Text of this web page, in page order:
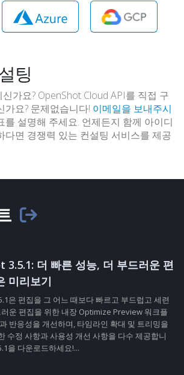
팅
가요? OpenShot Cloud API를 직접 구
가요? 문제없습니다! 이메일을 보내주시
를 설명해 주세요. 언제든지 함께 아이디
다면 경쟁력 있는 컨설팅 서비스를 제공
3.5.1: 더 빠른 성능, 더 부드러운 편
미리보기
은 편집을 그 어느 때보다 빠르고 부드럽고 세련
운 편집을 위한 내장 Optimize Preview 워크플
반응성을 개선하며, 타임라인 확대 및 트리밍을
수정 사항과 사용성 개선 사항을 다수 제공합니
을 다운로드하세요!...